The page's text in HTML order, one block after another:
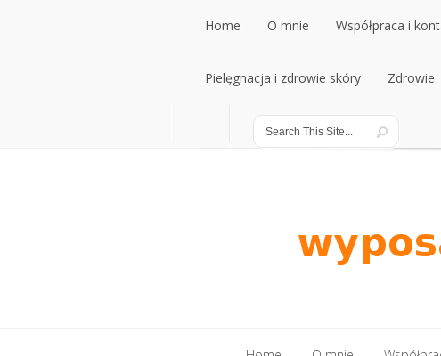
Home
Home
O mnie
O mnie
Współpraca i
Współpraca i
Pielęgnacja i zdrowie skóry
Pielęgnacja i zdrowie skóry
Zdrowie